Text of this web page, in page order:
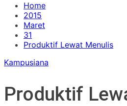
Home
2015
Maret
31
Produktif Lewat Menulis
Kampusiana
Produktif